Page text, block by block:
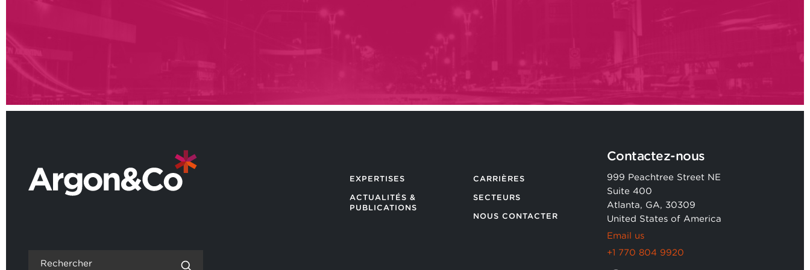
EXPERTISES
ACTUALITÉS &
PUBLICATIONS
CARRIÈRES
SECTEURS
NOUS CONTACTER
Contactez-nous
999 Peachtree Street NE
Suite 400
Atlanta, GA, 30309
United States of America
Email us
+1 770 804 9920